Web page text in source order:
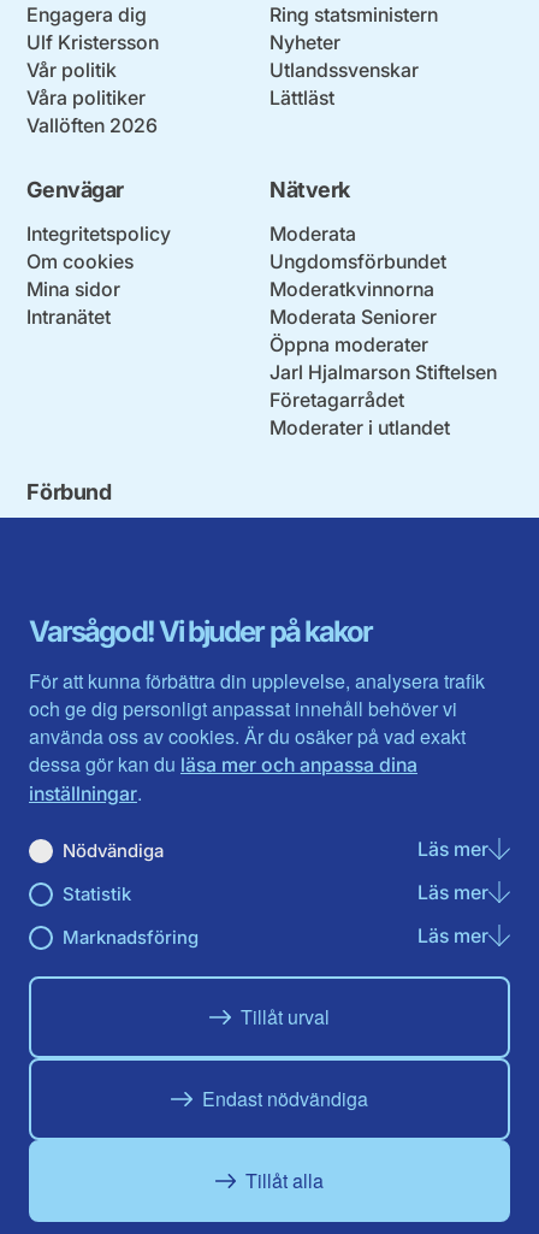
Varsågod! Vi bjuder på kakor
För att kunna förbättra din upplevelse, analysera trafik
och ge dig personligt anpassat innehåll behöver vi
använda oss av cookies. Är du osäker på vad exakt
dessa gör kan du läsa mer och anpassa dina
inställningar.
Nödvändiga Läs merom
Statistik Läs merom
Marknadsföring Läs merom
Tillåt urval
Endast nödvändiga
Tillåt alla
Engagera dig
Ulf Kristersson
Vår politik
Våra politiker
Vallöften 2026
Ring statsministern
Nyheter
Utlandssvenskar
Lättläst
Genvägar
Integritetspolicy
Om cookies
Mina sidor
Intranätet
Nätverk
Moderata
Ungdomsförbundet
Moderatkvinnorna
Moderata Seniorer
Öppna moderater
Jarl Hjalmarson Stiftelsen
Företagarrådet
Moderater i utlandet
Förbund
Gävleborg
Halland
Jämtlands län
Jönköpings län
Kalmar län
Kronobergs län
Norrbotten
Skåne län
Värmlands län
Västerbotten
Västra Götaland
Västernorrland
Västmanland
Örebro län
Östergötland
Du hittar oss här på sociala medier
Facebook
Instagram